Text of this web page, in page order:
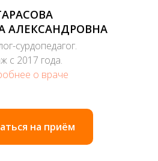
АЛЕКСАНДРОВНА
сурдопедагог.
с 2017 года.
о враче
на приём